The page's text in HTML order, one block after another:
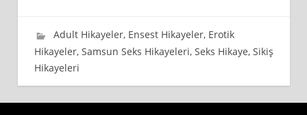
11 Ekim 2020
wpadmin_745cb4
Adult Hikayeler, Ensest Hikayeler, Erotik
Hikayeler, Samsun Seks Hikayeleri, Seks Hikaye, Sikiş
Hikayeleri